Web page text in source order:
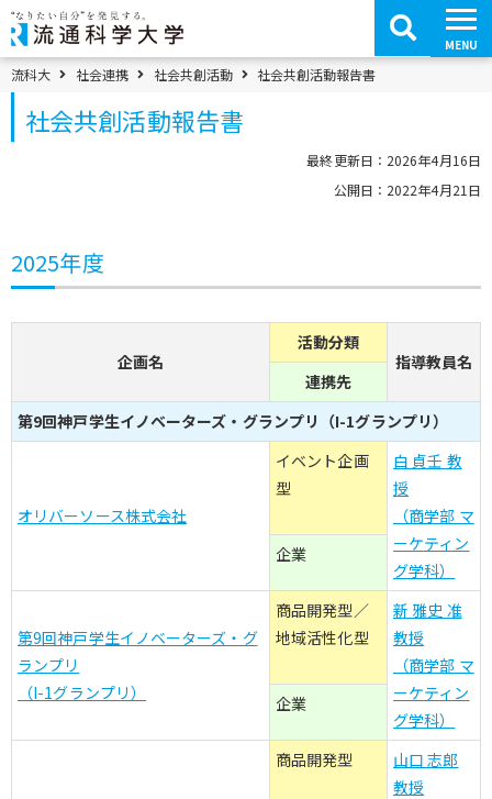
コ
ン
テ
ン
ツ
へ
移
MENU
パンくずメニュー
流科大 社会連携 社会共創活動 社会共創活動報告書
社会共創活動報告書
最終更新日：2026年4月16日
公開日：2022年4月21日
2025年度
企画名
活動分類
指導教員名
連携先
第9回神戸学生イノベーターズ・グランプリ（I-1グランプリ）
オリバーソース株式会社
イベント企画
型
白 貞壬 教
授
（商学部 マ
ーケティン
グ学科）
企業
第9回神戸学生イノベーターズ・グ
ランプリ
（I-1グランプリ）
商品開発型／
地域活性化型
新 雅史 准
教授
（商学部 マ
ーケティン
グ学科）
企業
商品開発型
山口 志郎
教授